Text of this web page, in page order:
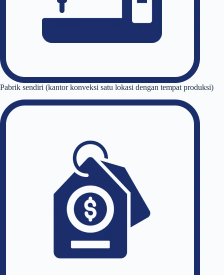
Pabrik sendiri (kantor konveksi satu lokasi dengan tempat produksi)